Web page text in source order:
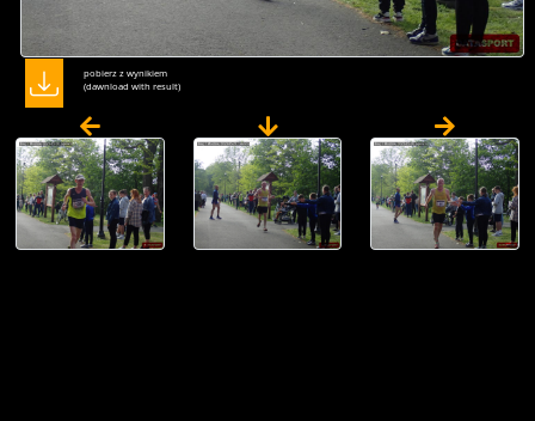
pobierz z wynikiem
(dawnload with result)